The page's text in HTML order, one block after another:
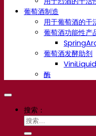
葡萄酒制造
用于葡萄酒的干
葡萄酒功能性产
葡萄酒发酵助剂
ViniLiquid
酶
搜索：